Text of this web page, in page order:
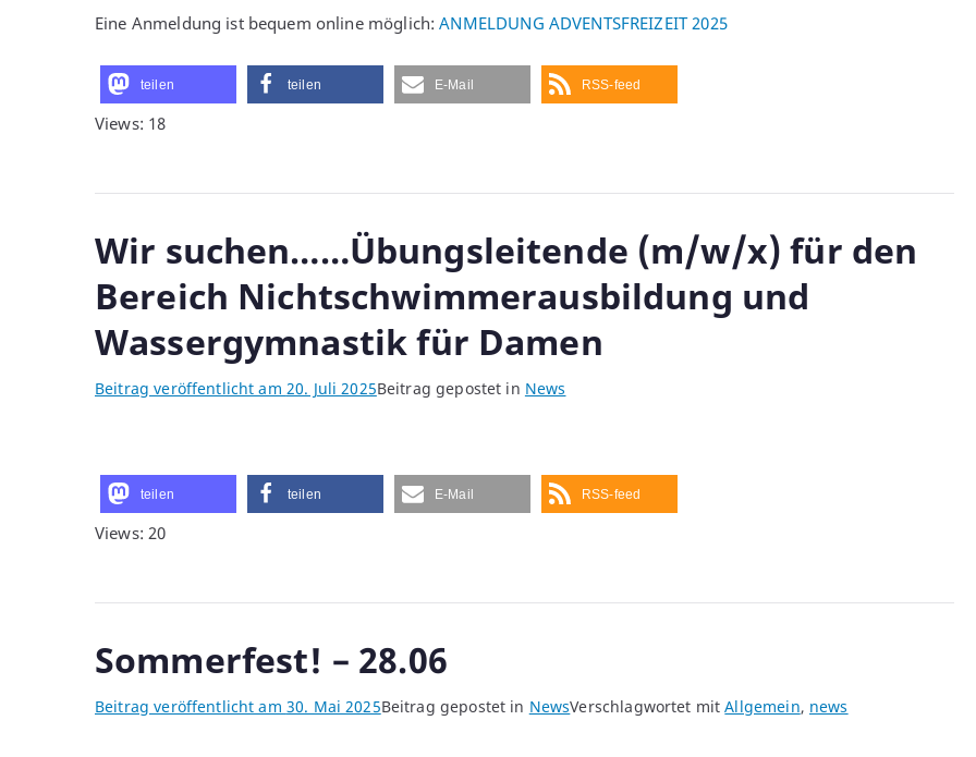
Eine Anmeldung ist bequem online möglich:ANMELDUNG ADVENTSFREIZEIT 2025
teilen teilen E-Mail RSS-feed
Views: 18
Wir suchen……Übungsleitende (m/w/x) für den
Bereich Nichtschwimmerausbildung und
Wassergymnastik für Damen
Beitrag veröffentlicht am 20. Juli 2025Beitrag gepostet in News
teilen teilen E-Mail RSS-feed
Views: 20
Sommerfest! – 28.06
Beitrag veröffentlicht am 30. Mai 2025Beitrag gepostet in NewsVerschlagwortet mitAllgemein, news